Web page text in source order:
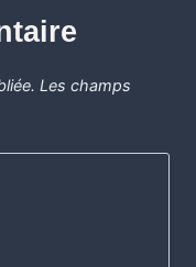
Les champs